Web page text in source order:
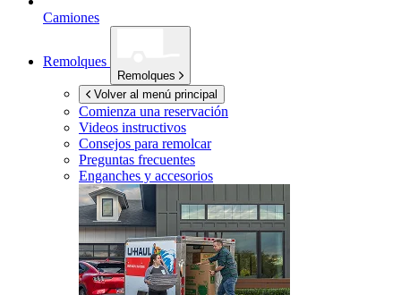
Camiones
Remolques
Remolques
Volver al menú principal
Comienza una reservación
Videos instructivos
Consejos para remolcar
Preguntas frecuentes
Enganches y accesorios